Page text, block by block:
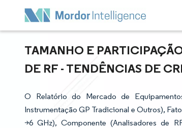
TAMANHO E
DE RF - TENDÊNCIAS DE
O Relatório do Mercado de
Instrumentação GP Tradicional e Outros),
>6 GHz), Componente (Analisadores de